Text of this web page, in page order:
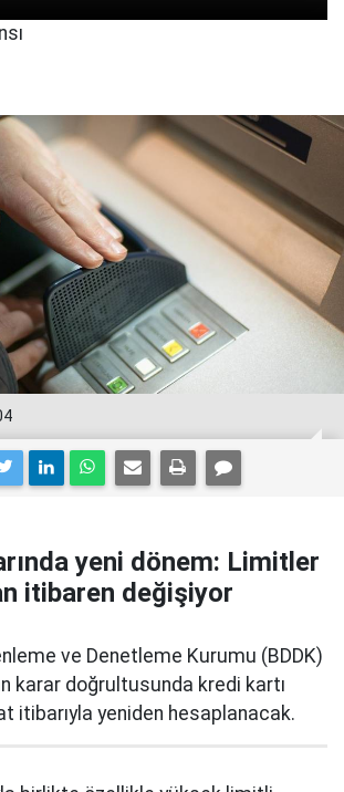
yeni dönem: Limitler
itibaren değişiyor
ve Denetleme Kurumu (BDDK)
karar doğrultusunda kredi kartı
itibarıyla yeniden hesaplanacak.